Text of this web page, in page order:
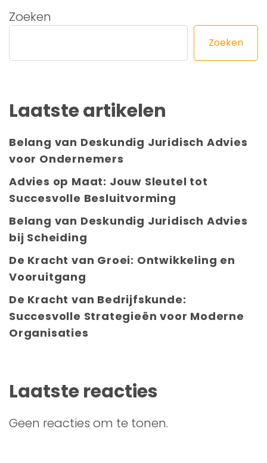
Zoeken
Zoeken
Laatste artikelen
Belang van Deskundig Juridisch Advies
voor Ondernemers
Advies op Maat: Jouw Sleutel tot
Succesvolle Besluitvorming
Belang van Deskundig Juridisch Advies
bij Scheiding
De Kracht van Groei: Ontwikkeling en
Vooruitgang
De Kracht van Bedrijfskunde:
Succesvolle Strategieën voor Moderne
Organisaties
Laatste reacties
Geen reacties om te tonen.